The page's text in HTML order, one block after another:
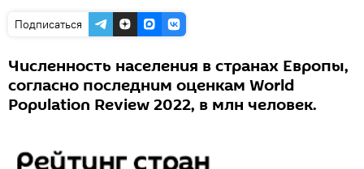
Подписаться
Численность населения в странах Европы,
согласно последним оценкам World
Population Review 2022, в млн человек.